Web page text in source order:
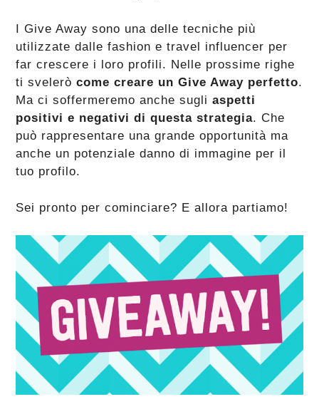
I Give Away sono una delle tecniche più
utilizzate dalle fashion e travel influencer per
far crescere i loro profili. Nelle prossime righe
ti sveleròcome creare un Give Away perfetto.
Ma ci soffermeremo anche sugliaspetti
positivi e negativi di questa strategia. Che
può rappresentare una grande opportunità ma
anche un potenziale danno di immagine per il
tuo profilo.
Sei pronto per cominciare? E allora partiamo!